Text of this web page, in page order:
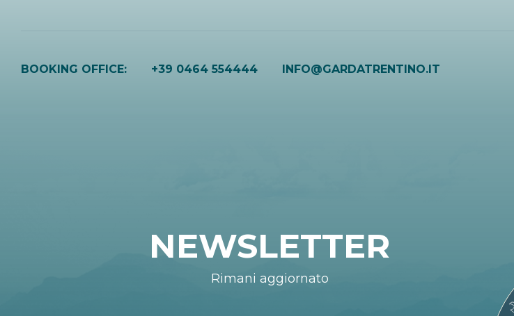
BOOKING OFFICE: +39 0464 554444 INFO@GARDATRENTINO.IT
NEWSLETTER
Rimani aggiornato